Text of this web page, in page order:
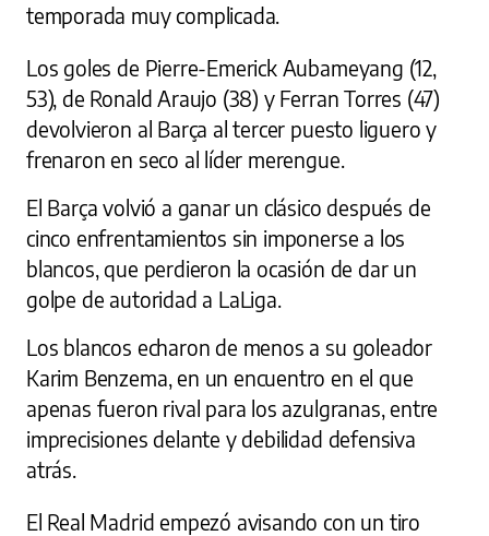
temporada muy complicada.
Los goles de Pierre-Emerick Aubameyang (12,
53), de Ronald Araujo (38) y Ferran Torres (47)
devolvieron al Barça al tercer puesto liguero y
frenaron en seco al líder merengue.
El Barça volvió a ganar un clásico después de
cinco enfrentamientos sin imponerse a los
blancos, que perdieron la ocasión de dar un
golpe de autoridad a LaLiga.
Los blancos echaron de menos a su goleador
Karim Benzema, en un encuentro en el que
apenas fueron rival para los azulgranas, entre
imprecisiones delante y debilidad defensiva
atrás.
El Real Madrid empezó avisando con un tiro